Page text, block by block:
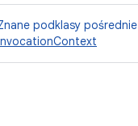
podklasy pośrednie